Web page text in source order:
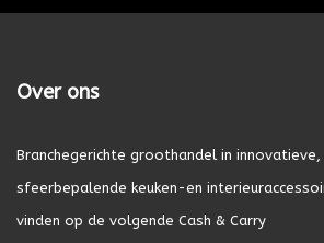
Over ons
Branchegerichte groothandel in
sfeerbepalende keuken-en
vinden op de volgende Cash & Carry